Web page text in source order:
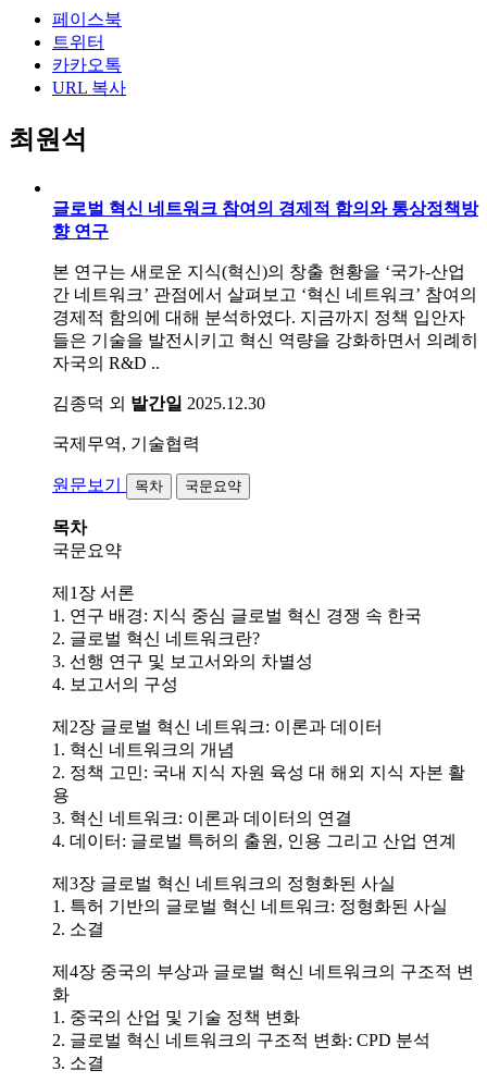
페이스북
트위터
카카오톡
URL 복사
최원석
글로벌 혁신 네트워크 참여의 경제적 함의와 통상정책방
향 연구
본 연구는 새로운 지식(혁신)의 창출 현황을 ‘국가-산업
간 네트워크’ 관점에서 살펴보고 ‘혁신 네트워크’ 참여의
경제적 함의에 대해 분석하였다. 지금까지 정책 입안자
들은 기술을 발전시키고 혁신 역량을 강화하면서 의례히
자국의 R&D ..
김종덕 외 발간일 2025.12.30
국제무역, 기술협력
원문보기 목차 국문요약
목차
국문요약
제1장 서론
1. 연구 배경: 지식 중심 글로벌 혁신 경쟁 속 한국
2. 글로벌 혁신 네트워크란?
3. 선행 연구 및 보고서와의 차별성
4. 보고서의 구성
제2장 글로벌 혁신 네트워크: 이론과 데이터
1. 혁신 네트워크의 개념
2. 정책 고민: 국내 지식 자원 육성 대 해외 지식 자본 활
용
3. 혁신 네트워크: 이론과 데이터의 연결
4. 데이터: 글로벌 특허의 출원, 인용 그리고 산업 연계
제3장 글로벌 혁신 네트워크의 정형화된 사실
1. 특허 기반의 글로벌 혁신 네트워크: 정형화된 사실
2. 소결
제4장 중국의 부상과 글로벌 혁신 네트워크의 구조적 변
화
1. 중국의 산업 및 기술 정책 변화
2. 글로벌 혁신 네트워크의 구조적 변화: CPD 분석
3. 소결